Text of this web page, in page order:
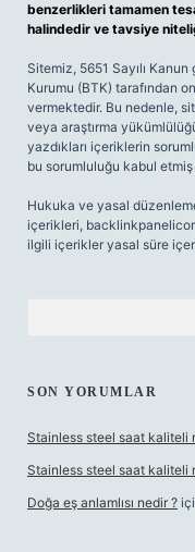
benzerlikleri tamamen
halindedir ve tavsiye
Sitemiz, 5651 Sayılı
Kurumu (BTK) tarafından
vermektedir. Bu nedenle,
veya araştırma
yazdıkları içeriklerin
bu sorumluluğu kabul etmiş
Hukuka ve yasal
içerikleri,
ilgili içerikler yasal süre
SON YORUMLAR
Stainless steel saat kaliteli
Stainless steel saat kaliteli
Doğa eş anlamlısı nedir ?